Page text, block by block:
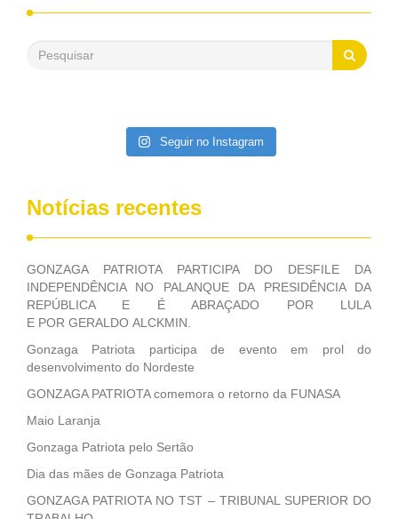
reais, com suas maravilhosas ações, dentre alas, mais de
saneamento básico, em pequenas comunidades rurais.
Patriota disse ainda que, mesmo sem mandato,
Seguir no Instagram
Notícias recentes
GONZAGA PATRIOTA PARTICIPA DO DESFILE DA
INDEPENDÊNCIA NO PALANQUE DA PRESIDÊNCIA DA
REPÚBLICA E É ABRAÇADO POR LULA
E POR GERALDO ALCKMIN.
Gonzaga Patriota participa de evento em prol do
desenvolvimento do Nordeste
GONZAGA PATRIOTA comemora o retorno da FUNASA
Maio Laranja
Gonzaga Patriota pelo Sertão
Dia das mães de Gonzaga Patriota
GONZAGA PATRIOTA NO TST – TRIBUNAL SUPERIOR DO